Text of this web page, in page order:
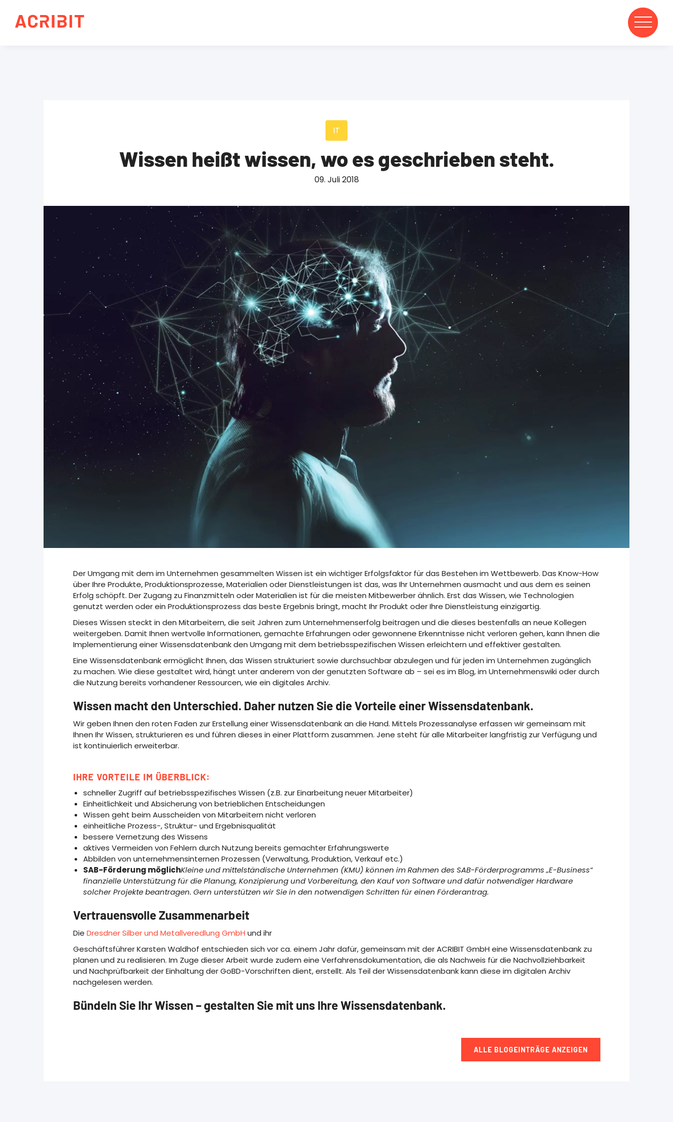
IT
Wissen heißt wissen, wo es geschrieben steht.
09. Juli 2018
Der Umgang mit dem im Unternehmen gesammelten Wissen ist ein wichtiger Erfolgsfaktor für das Bestehen im Wettbewerb. Das Know-How
über Ihre Produkte, Produktionsprozesse, Materialien oder Dienstleistungen ist das, was Ihr Unternehmen ausmacht und aus dem es seinen
Erfolg schöpft. Der Zugang zu Finanzmitteln oder Materialien ist für die meisten Mitbewerber ähnlich. Erst das Wissen, wie Technologien
genutzt werden oder ein Produktionsprozess das beste Ergebnis bringt, macht Ihr Produkt oder Ihre Dienstleistung einzigartig.
Dieses Wissen steckt in den Mitarbeitern, die seit Jahren zum Unternehmenserfolg beitragen und die dieses bestenfalls an neue Kollegen
weitergeben. Damit Ihnen wertvolle Informationen, gemachte Erfahrungen oder gewonnene Erkenntnisse nicht verloren gehen, kann Ihnen die
Implementierung einer Wissensdatenbank den Umgang mit dem betriebsspezifischen Wissen erleichtern und effektiver gestalten.
Eine Wissensdatenbank ermöglicht Ihnen, das Wissen strukturiert sowie durchsuchbar abzulegen und für jeden im Unternehmen zugänglich
zu machen. Wie diese gestaltet wird, hängt unter anderem von der genutzten Software ab – sei es im Blog, im Unternehmenswiki oder durch
die Nutzung bereits vorhandener Ressourcen, wie ein digitales Archiv.
Wissen macht den Unterschied. Daher nutzen Sie die Vorteile einer Wissensdatenbank.
Wir geben Ihnen den roten Faden zur Erstellung einer Wissensdatenbank an die Hand. Mittels Prozessanalyse erfassen wir gemeinsam mit
Ihnen Ihr Wissen, strukturieren es und führen dieses in einer Plattform zusammen. Jene steht für alle Mitarbeiter langfristig zur Verfügung und
ist kontinuierlich erweiterbar.
IHRE VORTEILE IM ÜBERBLICK:
schneller Zugriff auf betriebsspezifisches Wissen (z.B. zur Einarbeitung neuer Mitarbeiter)
Einheitlichkeit und Absicherung von betrieblichen Entscheidungen
Wissen geht beim Ausscheiden von Mitarbeitern nicht verloren
einheitliche Prozess-, Struktur- und Ergebnisqualität
bessere Vernetzung des Wissens
aktives Vermeiden von Fehlern durch Nutzung bereits gemachter Erfahrungswerte
Abbilden von unternehmensinternen Prozessen (Verwaltung, Produktion, Verkauf etc.)
SAB-Förderung möglichKleine und mittelständische Unternehmen (KMU) können im Rahmen des SAB-Förderprogramms „E-Business“
finanzielle Unterstützung für die Planung, Konzipierung und Vorbereitung, den Kauf von Software und dafür notwendiger Hardware
solcher Projekte beantragen. Gern unterstützen wir Sie in den notwendigen Schritten für einen Förderantrag.
Vertrauensvolle Zusammenarbeit
Die Dresdner Silber und Metallveredlung GmbH und ihr
Geschäftsführer Karsten Waldhof entschieden sich vor ca. einem Jahr dafür, gemeinsam mit der ACRIBIT GmbH eine Wissensdatenbank zu
planen und zu realisieren. Im Zuge dieser Arbeit wurde zudem eine Verfahrensdokumentation, die als Nachweis für die Nachvollziehbarkeit
und Nachprüfbarkeit der Einhaltung der GoBD-Vorschriften dient, erstellt. Als Teil der Wissensdatenbank kann diese im digitalen Archiv
nachgelesen werden.
Bündeln Sie Ihr Wissen – gestalten Sie mit uns Ihre Wissensdatenbank.
ALLE BLOGEINTRÄGE ANZEIGEN